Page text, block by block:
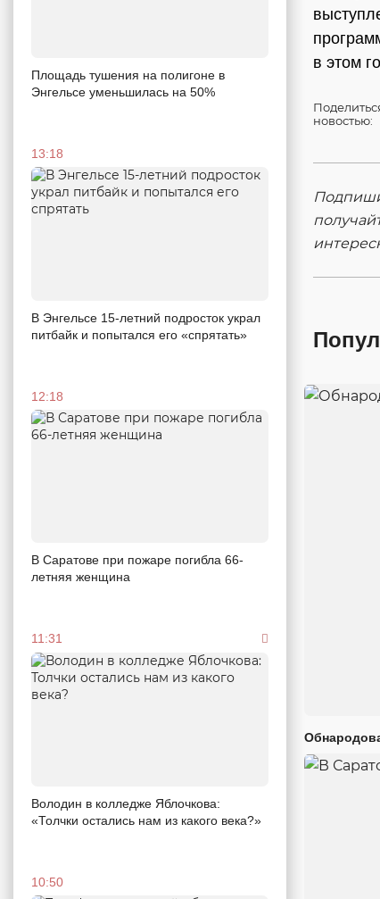
Площадь тушения на полигоне в
Энгельсе уменьшилась на 50%
13:18
В Энгельсе 15-летний подросток украл
питбайк и попытался его «спрятать»
12:18
В Саратове при пожаре погибла 66-
летняя женщина
11:31
Володин в колледже Яблочкова:
«Толчки остались нам из какого века?»
10:50
в этом
новостью: